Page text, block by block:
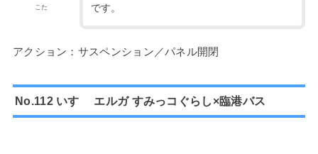
こた
です。
アクション：サスペンション／パネル開閉
No.112 いすゞ エルガ すみっコぐらし×臨港バス